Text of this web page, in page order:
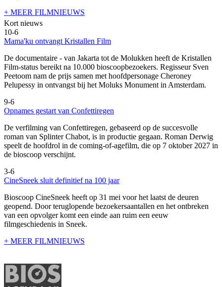
+ MEER FILMNIEUWS
Kort nieuws
10-6
Mama'ku ontvangt Kristallen Film
De documentaire - van Jakarta tot de Molukken heeft de Kristallen
Film-status bereikt na 10.000 bioscoopbezoekers. Regisseur Sven
Peetoom nam de prijs samen met hoofdpersonage Cheroney
Pelupessy in ontvangst bij het Moluks Monument in Amsterdam.
9-6
Opnames gestart van Confettiregen
De verfilming van Confettiregen, gebaseerd op de succesvolle
roman van Splinter Chabot, is in productie gegaan. Roman Derwig
speelt de hoofdrol in de coming-of-agefilm, die op 7 oktober 2027 in
de bioscoop verschijnt.
3-6
CineSneek sluit definitief na 100 jaar
Bioscoop CineSneek heeft op 31 mei voor het laatst de deuren
geopend. Door teruglopende bezoekersaantallen en het ontbreken
van een opvolger komt een einde aan ruim een eeuw
filmgeschiedenis in Sneek.
+ MEER FILMNIEUWS